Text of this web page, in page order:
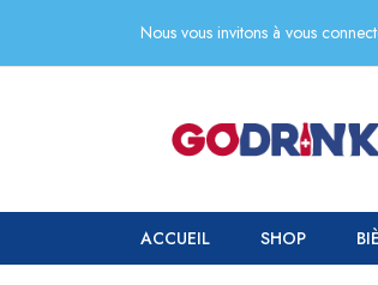
Nous vous invitons à vous
ACCUEIL SHOP